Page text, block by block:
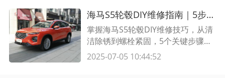
蒸发，产生刺鼻的烟气。
解决S50车辆刹车软的问题。
海马S5轮毂DIY维修指南｜5步延长轮毂寿命+防锈保养技巧
掌握海马S5轮毂DIY维修技巧，从清
洁除锈到螺栓紧固，5个关键步骤延
长轮毂寿命！附专业工具清单与保养
2025-07-05 10:44:52